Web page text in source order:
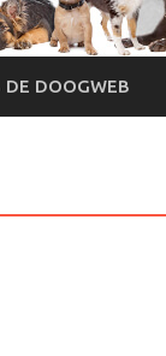
DE DOOGWEB